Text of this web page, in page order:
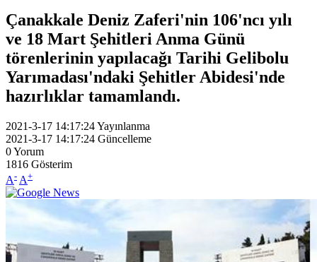
Çanakkale Deniz Zaferi'nin 106'ncı yılı
ve 18 Mart Şehitleri Anma Günü
törenlerinin yapılacağı Tarihi Gelibolu
Yarımadası'ndaki Şehitler Abidesi'nde
hazırlıklar tamamlandı.
2021-3-17 14:17:24Yayınlanma
2021-3-17 14:17:24 Güncelleme
0Yorum
1816 Gösterim
A- A+